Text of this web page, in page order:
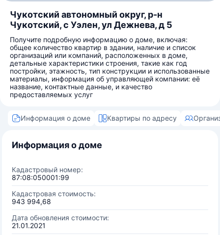
Чукотский автономный округ, р-н
Чукотский, с Уэлен, ул Дежнева, д 5
Получите подробную информацию о доме, включая:
общее количество квартир в здании, наличие и список
организаций или компаний, расположенных в доме,
детальные характеристики строения, такие как год
постройки, этажность, тип конструкции и использованные
материалы, информация об управляющей компании: её
название, контактные данные, и качество
предоставляемых услуг
Информация о доме Квартиры по адресу
Информация о доме
Кадастровый номер:
87:08:050001:99
Кадастровая стоимость:
943 994,68
Дата обновления стоимости:
21.01.2021